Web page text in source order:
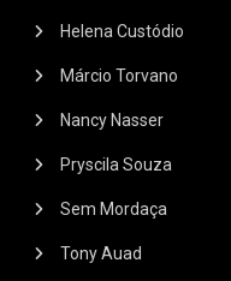
Helena Custódio
Márcio Torvano
Nancy Nasser
Pryscila Souza
Sem Mordaça
Tony Auad